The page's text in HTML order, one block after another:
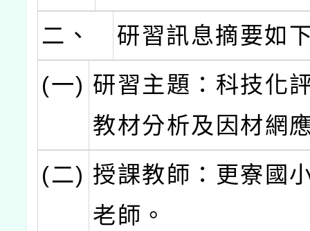
二、
研習訊息摘要如
(一) 研習主題：科技化
教材分析及因材網
(二) 授課教師：更寮國
老師。